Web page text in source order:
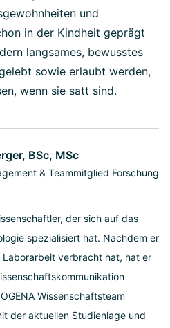
und
in der Kindheit geprägt
langsames, bewusstes
sowie erlaubt werden,
wenn sie satt sind.
BSc, MSc
& Teammitglied Forschung
der sich auf das
spezialisiert hat. Nachdem er
verbracht hat, hat er
Wissenschaftsteam
der aktuellen Studienlage und